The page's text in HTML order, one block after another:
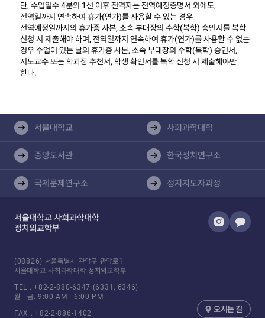
단, 수업일수 4분의 1선 이후 전역자는 전역예정증명서 외에도,
전역일까지 연속하여 휴가(연가)를 사용할 수 있는 경우
전역예정일까지의 휴가증 사본, 소속 부대장의 수학(복학) 승인서를 복학
신청 시 제출해야 하며, 전역일까지 연속하여 휴가(연가)를 사용할 수 없는
경우 수업이 있는 날의 휴가증 사본, 소속 부대장의 수학(복학) 승인서,
지도교수 또는 학과장 추천서, 학생 확인서를 복학 신청 시 제출해야만
한다.
서울대학교 사회과학대학
중앙도서관 한국정치연구소
국제문제연구소 정치지도자과정​
(08826) 서울특별시 관악구 관악로1
서울대학교 사회과학대학 정치외교학부
TEL .+82-2-880-6347 (6331, 6346)
월 - 금. 9:00 AM - 6:00 PM
FAX .+82-2-886-1402 오시는 길